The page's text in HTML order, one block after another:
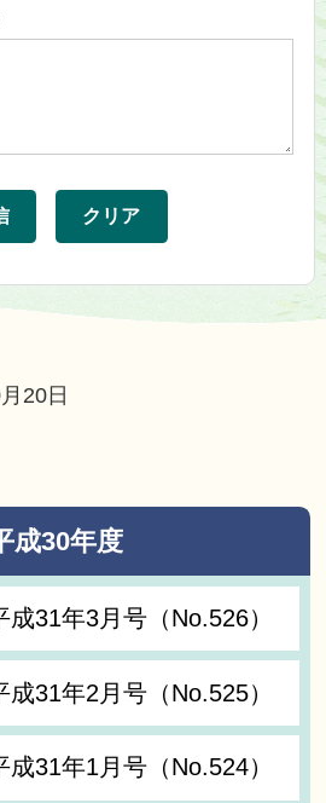
20日
成30年度
31年3月号（No.526）
31年2月号（No.525）
31年1月号（No.524）